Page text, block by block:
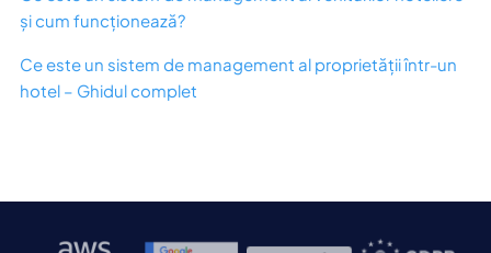
și cum funcționează?
Ce este un sistem de management al proprietății într-un
hotel – Ghidul complet